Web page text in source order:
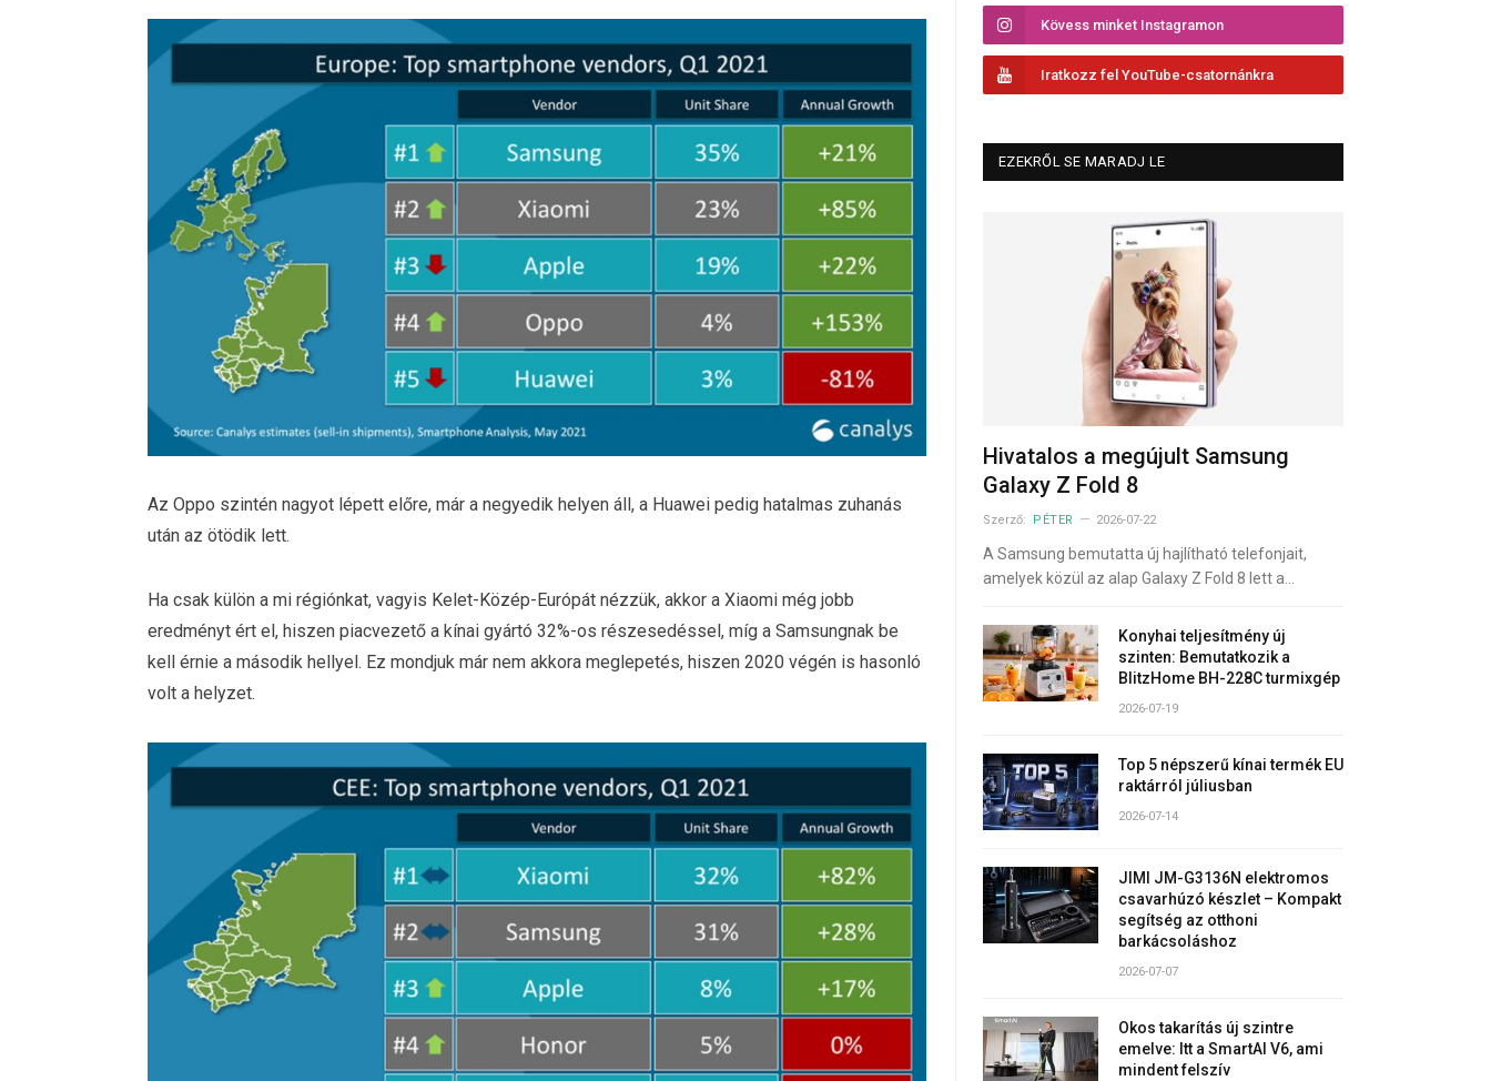
Az Oppo szintén nagyot lépett előre, már a negyedik helyen áll, a Huawei pedig hatalmas zuhanás
után az ötödik lett.
Ha csak külön a mi régiónkat, vagyis Kelet-Közép-Európát nézzük, akkor a Xiaomi még jobb
eredményt ért el, hiszen piacvezető a kínai gyártó 32%-os részesedéssel, míg a Samsungnak be
kell érnie a második hellyel. Ez mondjuk már nem akkora meglepetés, hiszen 2020 végén is hasonló
volt a helyzet.
Kövess minket Instagramon
Iratkozz fel YouTube-csatornánkra
EZEKRŐL SE MARADJ LE
Hivatalos a megújult Samsung
Galaxy Z Fold 8
Szerző: PÉTER 2026-07-22
A Samsung bemutatta új hajlítható telefonjait,
amelyek közül az alap Galaxy Z Fold 8 lett a…
Konyhai teljesítmény új
szinten: Bemutatkozik a
BlitzHome BH-228C turmixgép
2026-07-19
Top 5 népszerű kínai termék EU
raktárról júliusban
2026-07-14
JIMI JM-G3136N elektromos
csavarhúzó készlet – Kompakt
segítség az otthoni
barkácsoláshoz
2026-07-07
Okos takarítás új szintre
emelve: Itt a SmartAI V6, ami
mindent felszív